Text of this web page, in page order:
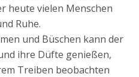
heute vielen Menschen
Ruhe.
und Büschen kann der
ihre Düfte genießen,
Treiben beobachten